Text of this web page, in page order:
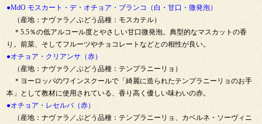
●MdO モスカート・デ・オチョア・ブランコ（白・甘口・微発泡）
（産地：ナヴァラ／ぶどう品種：モスカテル）
＊5.5％の低アルコール度とやさしい甘口微発泡。典型的なマスカットの香
り。前菜、そしてフルーツやチョコレートなどとの相性が良い。
●オチョア・クリアンサ（赤）
（産地：ナヴァラ／ぶどう品種：テンプラニーリョ）
＊ヨーロッパのワインスクールで「綺麗に造られたテンプラニーリョのお手
本」として教材に使用されている、香り高く優しい味わいの赤。
●オチョア・レセルバ（赤）
（産地：ナヴァラ／ぶどう品種：テンプラニーリョ、カベルネ・ソーヴィニ